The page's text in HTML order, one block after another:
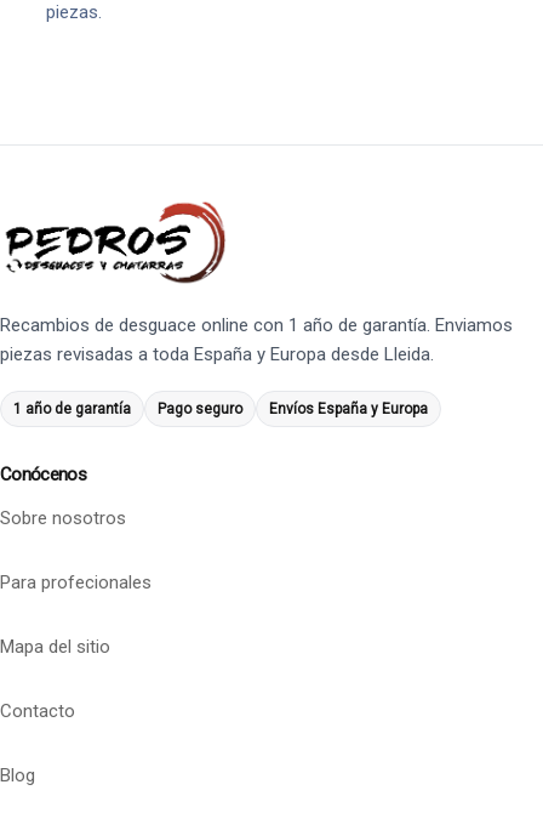
piezas.
Recambios de desguace online con 1 año de garantía. Enviamos
piezas revisadas a toda España y Europa desde Lleida.
1 año de garantía Pago seguro Envíos España y Europa
Conócenos
Sobre nosotros
Para profecionales
Mapa del sitio
Contacto
Blog